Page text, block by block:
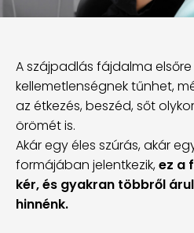
A szájpadlás fájdalma
kellemetlenségnek tűnhet,
az étkezés, beszéd, sőt
örömét is.
Akár egy éles szúrás, akár
formájában jelentkezik,ez a
kér, és gyakran többről
hinnénk.